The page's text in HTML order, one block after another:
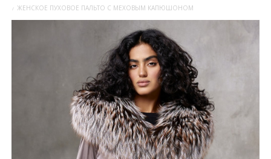
ЖЕНСКОЕ ПУХОВОЕ ПАЛЬТО С МЕХОВЫМ КАПЮШОНОМ